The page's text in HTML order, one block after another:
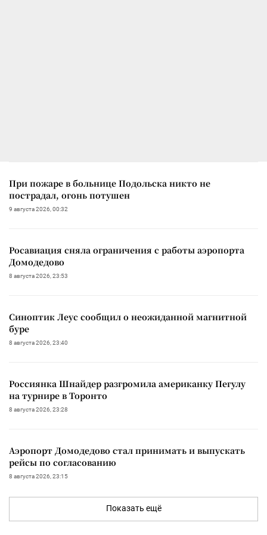
При пожаре в больнице Подольска никто не
пострадал, огонь потушен
9 августа 2026, 00:32
Росавиация сняла ограничения с работы аэропорта
Домодедово
8 августа 2026, 23:53
Синоптик Леус сообщил о неожиданной магнитной
буре
8 августа 2026, 23:40
Россиянка Шнайдер разгромила американку Пегулу
на турнире в Торонто
8 августа 2026, 23:28
Аэропорт Домодедово стал принимать и выпускать
рейсы по согласованию
8 августа 2026, 23:15
Показать ещё